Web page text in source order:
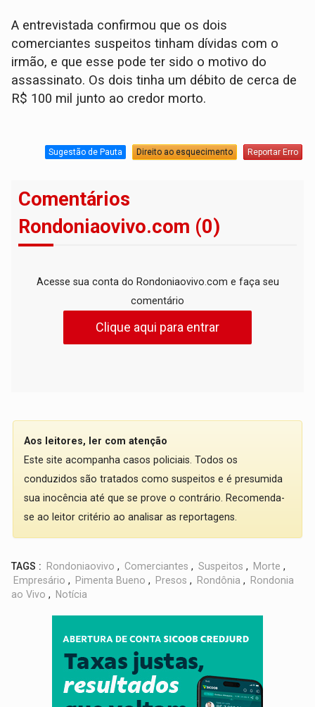
A entrevistada confirmou que os dois
comerciantes suspeitos tinham dívidas com o
irmão, e que esse pode ter sido o motivo do
assassinato. Os dois tinha um débito de cerca de
R$ 100 mil junto ao credor morto.
Sugestão de Pauta Direito ao esquecimento Reportar Erro
Comentários
Rondoniaovivo.com (0)
Acesse sua conta do Rondoniaovivo.com e faça seu
comentário
Clique aqui para entrar
Aos leitores, ler com atenção
Este site acompanha casos policiais. Todos os
conduzidos são tratados como suspeitos e é presumida
sua inocência até que se prove o contrário. Recomenda-
se ao leitor critério ao analisar as reportagens.
TAGS : Rondoniaovivo , Comerciantes , Suspeitos , Morte ,
Empresário , Pimenta Bueno , Presos , Rondônia ,
Rondonia
ao Vivo , Notícia